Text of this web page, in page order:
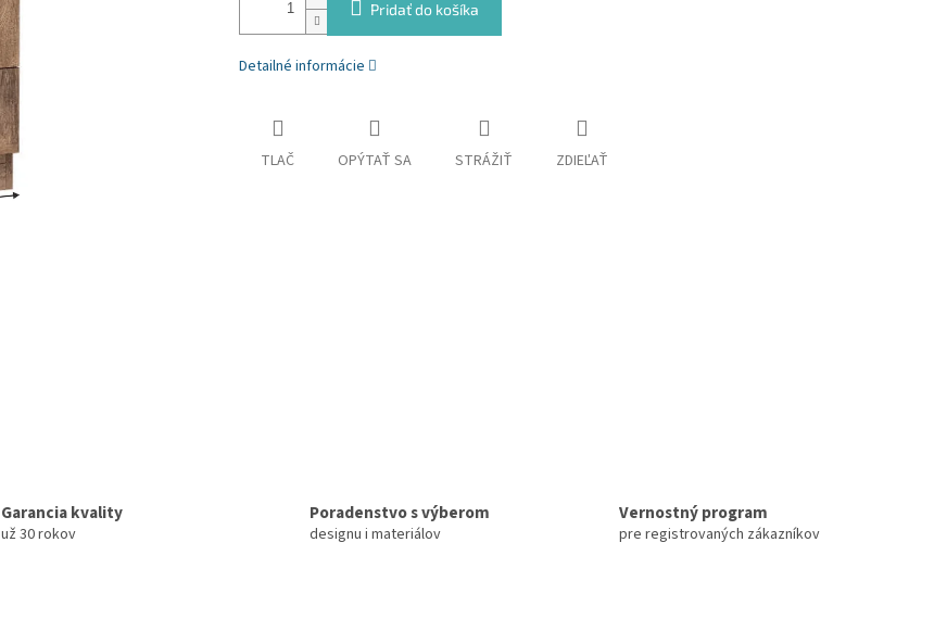
Pridať do košíka
Detailné informácie
TLAČ OPÝTAŤ SA STRÁŽIŤ ZDIEĽAŤ
Garancia kvality
už 30 rokov
Poradenstvo s výberom
designu i materiálov
Vernostný program
pre registrovaných zákazníkov